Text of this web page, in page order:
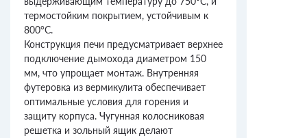
термостойким покрытием, устойчивым к
800°C.
Конструкция печи предусматривает верхнее
подключение дымохода диаметром 150
мм, что упрощает монтаж. Внутренняя
футеровка из вермикулита обеспечивает
оптимальные условия для горения и
защиту корпуса. Чугунная колосниковая
решетка и зольный ящик делают